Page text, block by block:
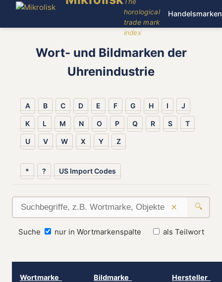
horological
trade mark
index
Handelsmarken
Wort- und Bildmarken der
Uhrenindustrie
A B C D E F G H I J
K L M N O P Q R S T
U V W X Y Z
* ? US Import Codes
× 🔍
Suche nur in Wortmarkenspalte als Teilwort
Wortmarke Bildmarke Hersteller